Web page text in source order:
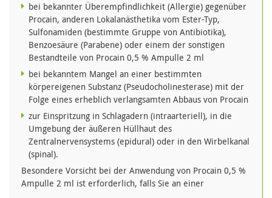
bei bekannter Überempfindlichkeit (Allergie) gegenüber
Procain, anderen Lokalanästhetika vom Ester-Typ,
Sulfonamiden (bestimmte Gruppe von Antibiotika),
Benzoesäure (Parabene) oder einem der sonstigen
Bestandteile von Procain 0,5 % Ampulle 2 ml
bei bekanntem Mangel an einer bestimmten
körpereigenen Substanz (Pseudocholinesterase) mit der
Folge eines erheblich verlangsamten Abbaus von Procain
zur Einspritzung in Schlagadern (intraarteriell), in die
Umgebung der äußeren Hüllhaut des
Zentralnervensystems (epidural) oder in den Wirbelkanal
(spinal).
Besondere Vorsicht bei der Anwendung von Procain 0,5 %
Ampulle 2 ml ist erforderlich, falls Sie an einer